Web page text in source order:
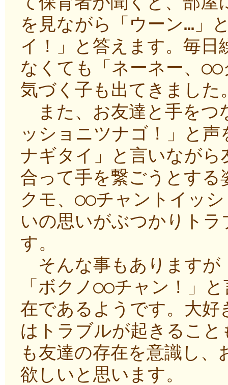
を見ながら「ウーン…」
イ！」と答えます。毎
なくても「ネーネー、
気づく子も出てきました
また、お友達と手をつ
ッショニツナゴ！」と
ナギタイ」と言いなが
合って手を繋ごうとす
クモ、○○チャントイッ
いの思いがぶつかりト
す。
そんな事もあります
「ボクノ○○チャン！」
在であるようです。大
はトラブルが起きるこ
も友達の存在を意識し
欲しいと思います。